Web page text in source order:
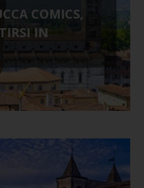
COMICS,
IN